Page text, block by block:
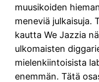
muusikoiden
meneviä julkaisuja.
kautta We Jazzia
ulkomaisten
mielenkiintoisista
enemmän. Tätä